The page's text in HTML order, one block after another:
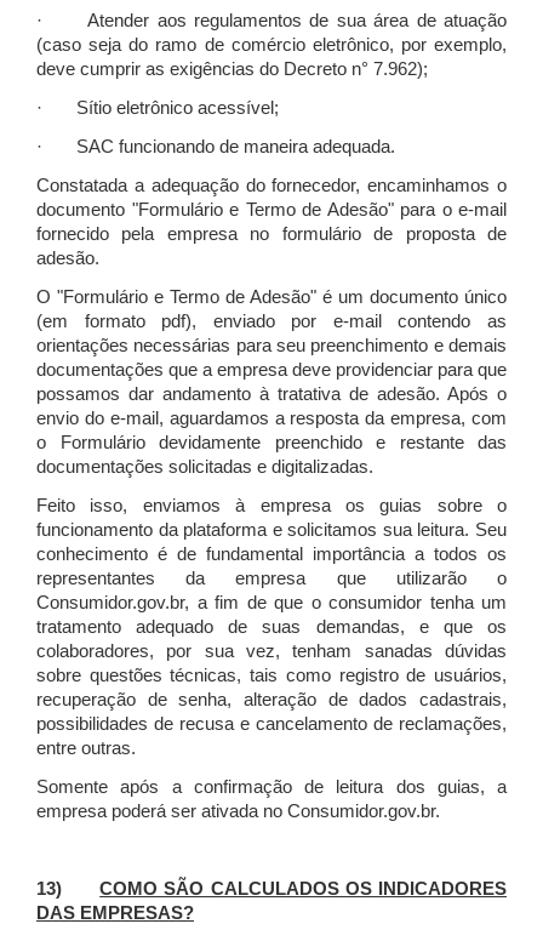
· Atender aos regulamentos de sua área de atuação
(caso seja do ramo de comércio eletrônico, por exemplo,
deve cumprir as exigências do Decreto n° 7.962);
· Sítio eletrônico acessível;
· SAC funcionando de maneira adequada.
Constatada a adequação do fornecedor, encaminhamos o
documento "Formulário e Termo de Adesão" para o e-mail
fornecido pela empresa no formulário de proposta de
adesão.
O "Formulário e Termo de Adesão" é um documento único
(em formato pdf), enviado por e-mail contendo as
orientações necessárias para seu preenchimento e demais
documentações que a empresa deve providenciar para que
possamos dar andamento à tratativa de adesão. Após o
envio do e-mail, aguardamos a resposta da empresa, com
o Formulário devidamente preenchido e restante das
documentações solicitadas e digitalizadas.
Feito isso, enviamos à empresa os guias sobre o
funcionamento da plataforma e solicitamos sua leitura. Seu
conhecimento é de fundamental importância a todos os
representantes da empresa que utilizarão o
Consumidor.gov.br, a fim de que o consumidor tenha um
tratamento adequado de suas demandas, e que os
colaboradores, por sua vez, tenham sanadas dúvidas
sobre questões técnicas, tais como registro de usuários,
recuperação de senha, alteração de dados cadastrais,
possibilidades de recusa e cancelamento de reclamações,
entre outras.
Somente após a confirmação de leitura dos guias, a
empresa poderá ser ativada no Consumidor.gov.br.
13)COMO SÃO CALCULADOS OS INDICADORES
DAS EMPRESAS?